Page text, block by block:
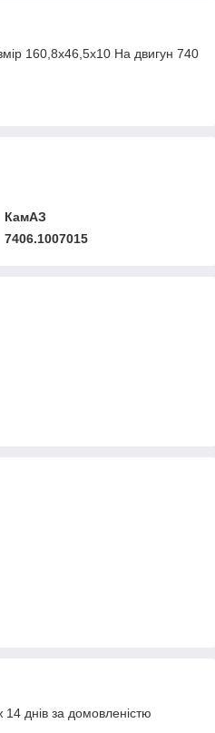
160,8х46,5х10 На двигун 740
КамАЗ
7406.1007015
днів за домовленістю